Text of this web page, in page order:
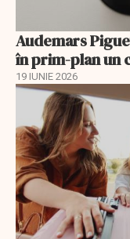
Audemars
în prim-plan un
19 IUNIE 2026